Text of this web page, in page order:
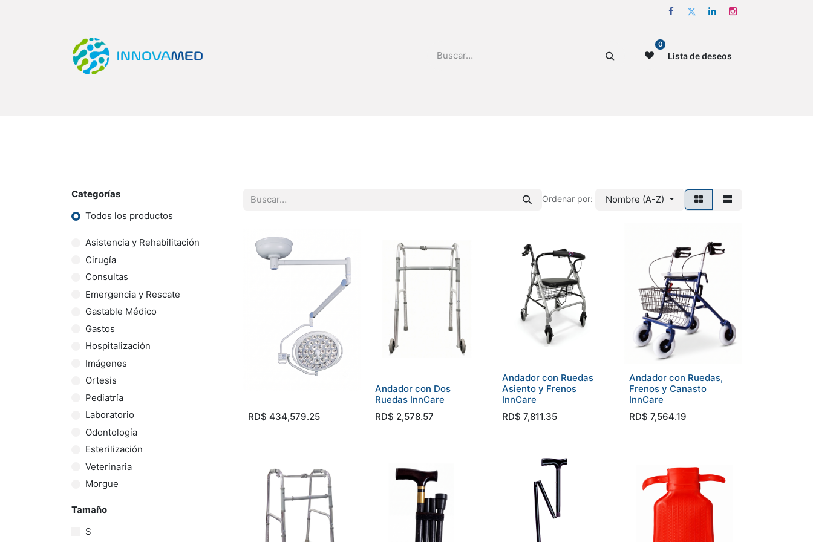
0
Lista de deseos
Categorías
Todos los productos
Asistencia y Rehabilitación
Cirugía
Consultas
Emergencia y Rescate
Gastable Médico
Gastos
Hospitalización
Imágenes
Ortesis
Pediatría
Laboratorio
Odontología
Esterilización
Veterinaria
Morgue
Tamaño
S
Ordenar por: Nombre (A-Z)
RD$ 434,579.25
Andador con Dos
Ruedas InnCare
RD$ 2,578.57
Andador con Ruedas
Asiento y Frenos
InnCare
RD$ 7,811.35
Andador con Ruedas,
Frenos y Canasto
InnCare
RD$ 7,564.19